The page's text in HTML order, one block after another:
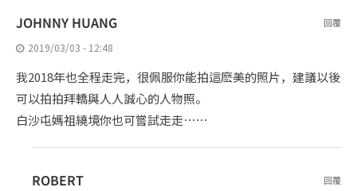
JOHNNY HUANG
2019/03/03 - 12:48
我2018年也全程走完，很佩服你能拍這麽美的照片，建議以後
可以拍拍拜轎與人人誠心的人物照。
白沙屯媽祖繞境你也可嘗試走走⋯⋯
回覆
ROBERT 回覆